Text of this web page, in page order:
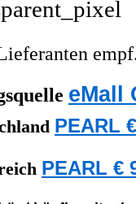
eMall
PEARL
PEARL €